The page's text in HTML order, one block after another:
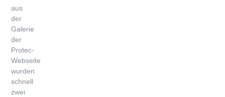
aus
der
Galerie
der
Protec-
Webseite
wurden
schnell
zwei